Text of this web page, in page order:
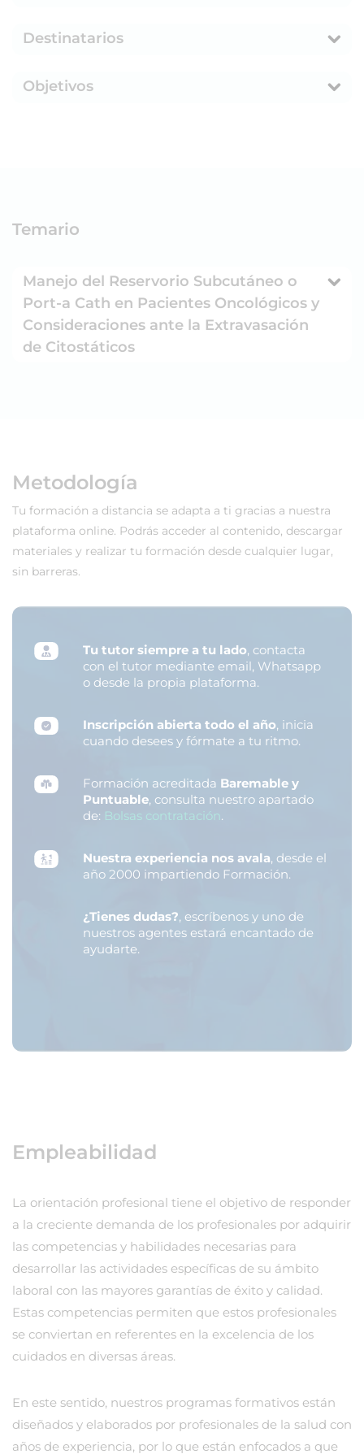
Destinatarios
Objetivos
Temario
Manejo del Reservorio Subcutáneo o
Port-a Cath en Pacientes Oncológicos y
Consideraciones ante la Extravasación
de Citostáticos
Metodología
Tu formación a distancia se adapta a ti gracias a nuestra
plataforma online. Podrás acceder al contenido, descargar
materiales y realizar tu formación desde cualquier lugar,
sin barreras.
Tu tutor siempre a tu lado, contacta
con el tutor mediante email, Whatsapp
o desde la propia plataforma.
Inscripción abierta todo el año, inicia
cuando desees y fórmate a tu ritmo.
Formación acreditada Baremable y
Puntuable, consulta nuestro apartado
de: Bolsas contratación.
Nuestra experiencia nos avala, desde el
año 2000 impartiendo Formación.
¿Tienes dudas?, escríbenos y uno de
nuestros agentes estará encantado de
ayudarte.
Empleabilidad
La orientación profesional tiene el objetivo de responder
a la creciente demanda de los profesionales por adquirir
las competencias y habilidades necesarias para
desarrollar las actividades específicas de su ámbito
laboral con las mayores garantías de éxito y calidad.
Estas competencias permiten que estos profesionales
se conviertan en referentes en la excelencia de los
cuidados en diversas áreas.
En este sentido, nuestros programas formativos están
diseñados y elaborados por profesionales de la salud con
años de experiencia, por lo que están enfocados a que